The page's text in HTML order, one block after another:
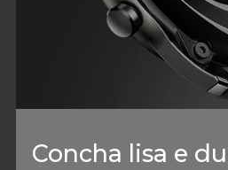
Concha lisa e